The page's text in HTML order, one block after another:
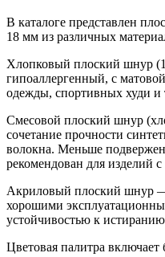
В каталоге представлен
18 мм из различных
Хлопковый плоский шнур
гипоаллергенный, с
одежды, спортивных худи и
Смесовой плоский шнур
сочетание прочности
волокна. Меньше
рекомендован для изделий
Акриловый плоский шнур
хорошими
устойчивостью к
Цветовая палитра включает